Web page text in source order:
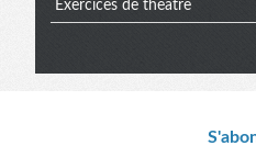
Exercices de theatre